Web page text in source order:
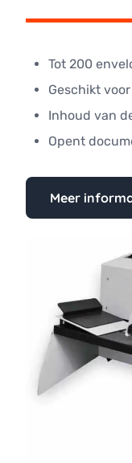
Tot 200
Geschikt
Inhoud van
Opent
Meer